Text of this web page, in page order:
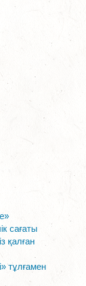
сағаты
қалған
тұлғамен